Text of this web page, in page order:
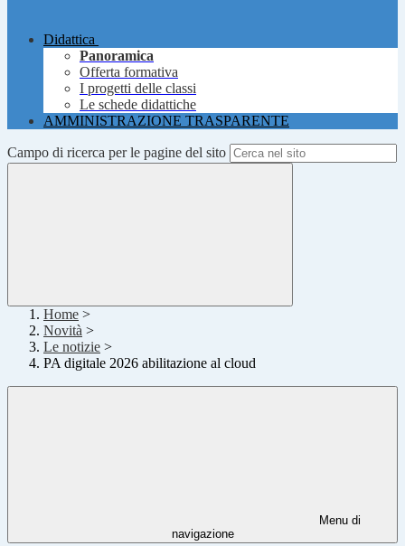
Didattica
Panoramica
Offerta formativa
I progetti delle classi
Le schede didattiche
AMMINISTRAZIONE TRASPARENTE
Campo di ricerca per le pagine del sito
Home >
Novità >
Le notizie >
PA digitale 2026 abilitazione al cloud
Menu di
navigazione